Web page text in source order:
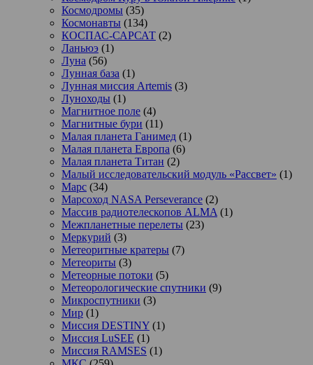
Космодромы (35)
Космонавты (134)
КОСПАС-САРСАТ (2)
Ланьюэ (1)
Луна (56)
Лунная база (1)
Лунная миссия Artemis (3)
Луноходы (1)
Магнитное поле (4)
Магнитные бури (11)
Малая планета Ганимед (1)
Малая планета Европа (6)
Малая планета Титан (2)
Малый исследовательский модуль «Рассвет» (1)
Марс (34)
Марсоход NASA Perseverance (2)
Массив радиотелескопов ALMA (1)
Межпланетные перелеты (23)
Меркурий (3)
Метеоритные кратеры (7)
Метеориты (3)
Метеорные потоки (5)
Метеорологические спутники (9)
Микроспутники (3)
Мир (1)
Миссия DESTINY (1)
Миссия LuSEE (1)
Миссия RAMSES (1)